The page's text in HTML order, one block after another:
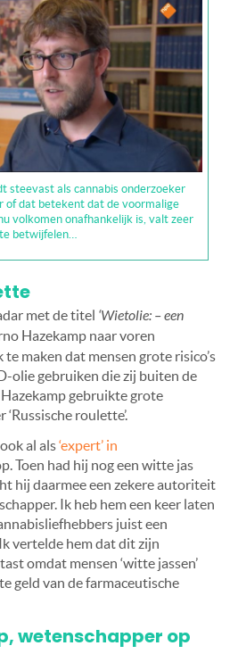
steevast als cannabis onderzoeker
of dat betekent dat de voormalige
volkomen onafhankelijk is, valt zeer
te betwijfelen…
met de titel ‘Wietolie: – een
Hazekamp naar voren
maken dat mensen grote risico’s
olie gebruiken die zij buiten de
gebruikte grote
roulette’.
al als‘expert’ in
Toen had hij nog een witte jas
hij daarmee een zekere autoriteit
Ik heb hem een keer laten
juist een
vertelde hem dat dit zijn
omdat mensen ‘witte jassen’
geld van de farmaceutische
wetenschapper op